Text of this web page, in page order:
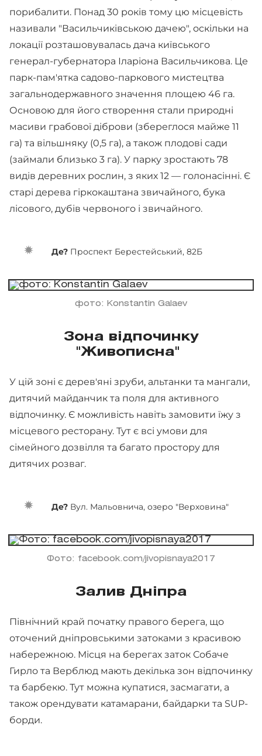
порибалити. Понад 30 років тому цю місцевість
називали "Васильчиківською дачею", оскільки на
локації розташовувалась дача київського
генерал-губернатора Іларіона Васильчикова. Це
парк-пам'ятка садово-паркового мистецтва
загальнодержавного значення площею 46 га.
Основою для його створення стали природні
масиви грабової діброви (збереглося майже 11
га) та вільшняку (0,5 га), а також плодові сади
(займали близько 3 га). У парку зроста­ють 78
видів деревних рослин, з яких 12 — голонасінні. Є
старі дерева гіркокаштана звичайного, бука
лісового, дубів червоного і звичайного.
Де? Проспект Берестейський, 82Б
фото: Konstantin Galaev
Зона відпочинку
"Живописна"
У цій зоні є дерев'яні зруби, альтанки та мангали,
дитячий майданчик та поля для активного
відпочинку. Є можливість навіть замовити їжу з
місцевого ресторану. Тут є всі умови для
сімейного дозвілля та багато простору для
дитячих розваг.
Де? Вул. Мальовнича, озеро "Верховина"
Фото: facebook.com/jivopisnaya2017
Залив Дніпра
Північний край початку правого берега, що
оточений дніпровськими затоками з красивою
набережною. Місця на берегах заток Собаче
Гирло та Верблюд мають декілька зон відпочинку
та барбекю. Тут можна купатися, засмагати, а
також орендувати катамарани, байдарки та SUP-
борди.